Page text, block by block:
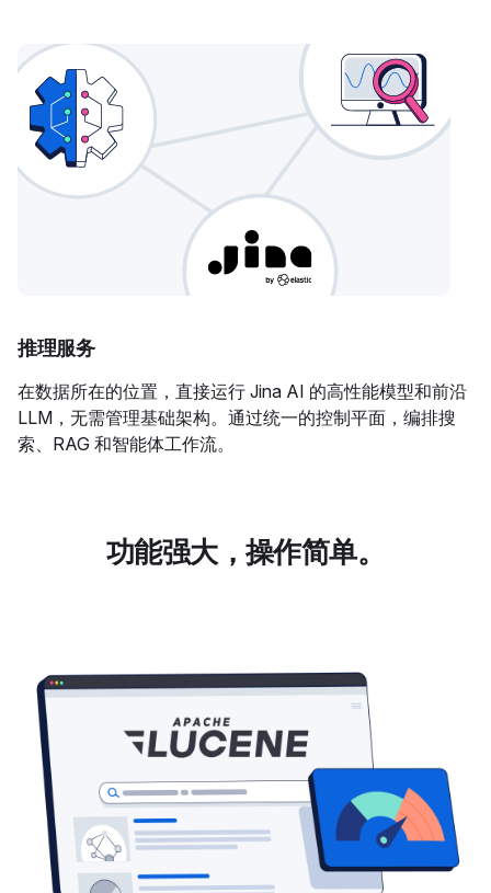
推理服务
在数据所在的位置，直接运行 Jina AI 的高性能模型和前沿
LLM，无需管理基础架构。通过统一的控制平面，编排搜
索、RAG 和智能体工作流。
功能强大，操作简单。